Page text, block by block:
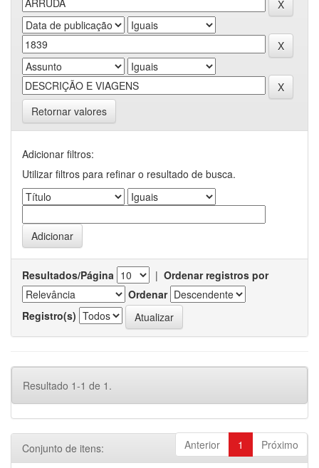
Retornar valores
Adicionar filtros:
Utilizar filtros para refinar o resultado de busca.
Resultados/Página | Ordenar registros por
Ordenar
Registro(s)
Resultado 1-1 de 1.
Anterior 1 Próximo
Conjunto de itens: